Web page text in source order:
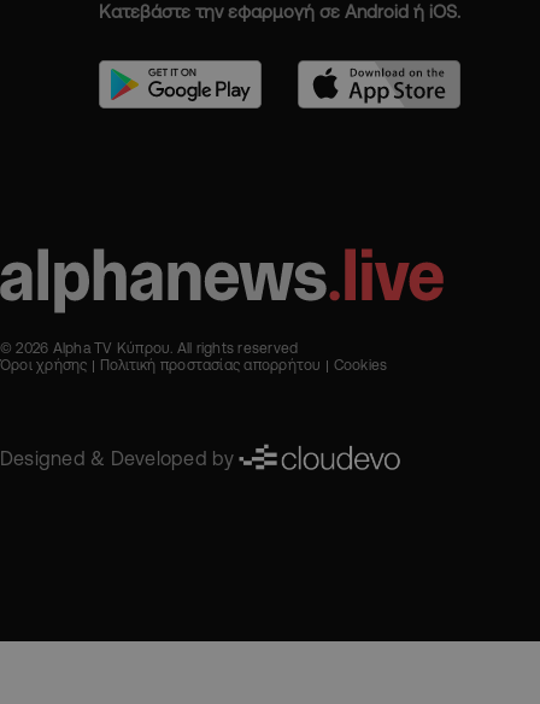
Κατεβάστε την εφαρμογή σε Android ή iOS.
© 2026 Alpha TV Κύπρου. All rights reserved
Όροι χρήσης
Πολιτική προστασίας απορρήτου Cookies
Designed & Developed by